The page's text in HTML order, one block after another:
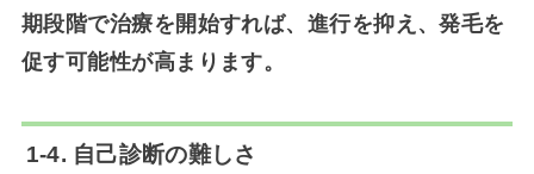
期段階で治療を開始すれば、進行を抑え、発毛を
促す可能性が高まります。
1-4. 自己診断の難しさ